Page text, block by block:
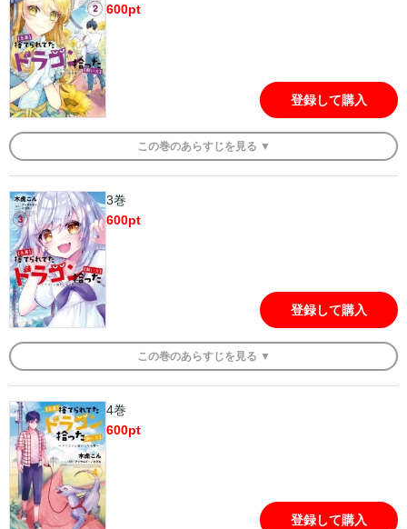
600pt
登録して購入
この巻のあらすじを 見る ▼
3巻
600pt
登録して購入
この巻のあらすじを 見る ▼
4巻
600pt
登録して購入